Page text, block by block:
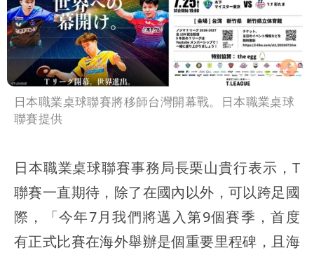
日本職業桌球聯賽將移師台灣開幕戰。日本職業桌球
聯賽提供
日本職業桌球聯賽事務局長栗山貴行表示，T
聯賽一直期待，除了在國內以外，可以跨足國
際，「今年7月我們將邁入第9個賽季，首度
有正式比賽在海外舉辦是個重要里程碑，且海